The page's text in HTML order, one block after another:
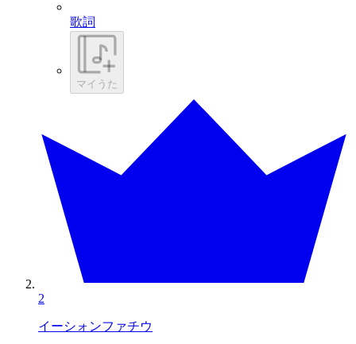
歌詞
マイうた
2
イーシォンファチウ